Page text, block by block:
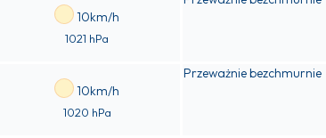
10km/h
1021 hPa
10km/h
1020 hPa
Przeważnie bezchmurnie